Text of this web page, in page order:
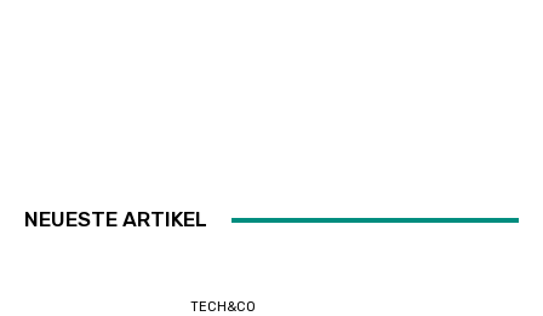
NEUESTE ARTIKEL
TECH&CO